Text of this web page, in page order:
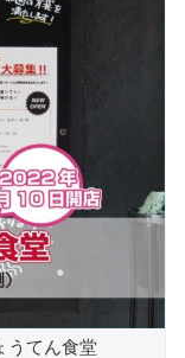
うてん食堂